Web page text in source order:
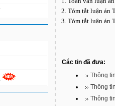
2. Tóm tắt luận án
3. Tóm tắt luận án
Các tin đã đưa:
Thông
Thông
Thông